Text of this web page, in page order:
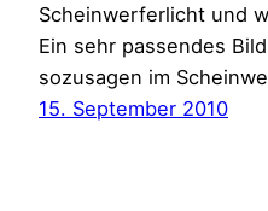
Scheinwerferlicht und
Ein sehr passendes
sozusagen im
15. September 2010